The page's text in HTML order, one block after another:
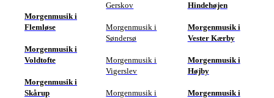
Morgenmusik i
Flemløse
Morgenmusik i
Voldtofte
Morgenmusik i
Skårup
Gerskov
Morgenmusik i
Søndersø
Morgenmusik i
Vigerslev
Morgenmusik i
Hindehøjen
Morgenmusik i
Vester Kærby
Morgenmusik i
Højby
Morgenmusik i